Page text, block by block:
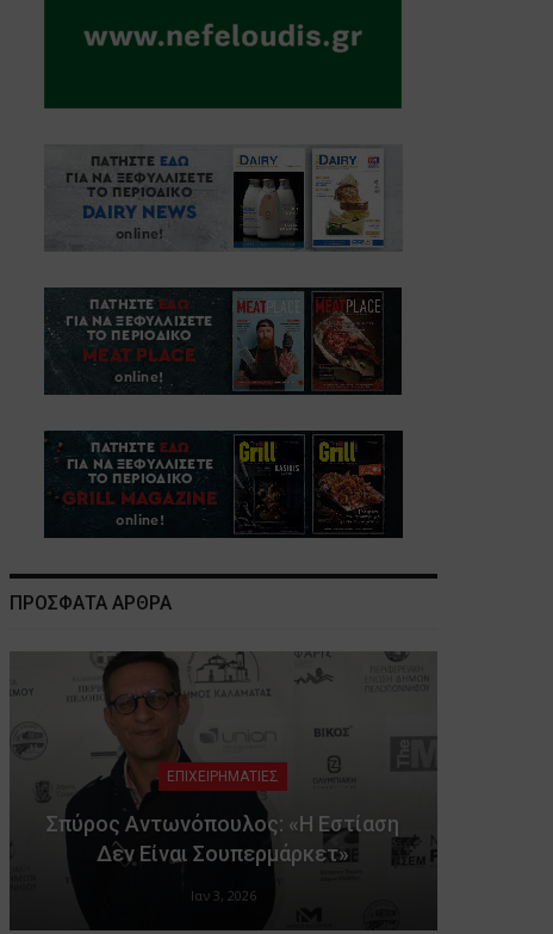
ΠΡΟΣΦΑΤΑ ΑΡΘΡΑ
ΕΠΙΧΕΙΡΗΜΑΤΙΕΣ
Σπύρος Αντωνόπουλος: «Η Εστίαση
Δεν Είναι Σουπερμάρκετ»
Ιαν 3, 2026